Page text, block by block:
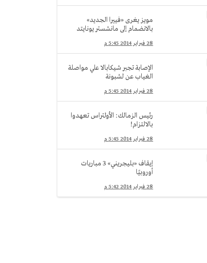
مويز يغرى «فييرا الجديد»
بالانضمام إلى مانشستر يونايتد
28 فبراير 2014 5:45 م
الإصابة تجبر شيكابالا علي مواصلة
الغياب عن لشبونة
28 فبراير 2014 5:45 م
رئيس الزمالك: الأولتراس تعهدوا
بالالتزام!
28 فبراير 2014 5:45 م
إيقاف «بليجريني» 3 مباريات
أوروبيًا
28 فبراير 2014 5:42 م